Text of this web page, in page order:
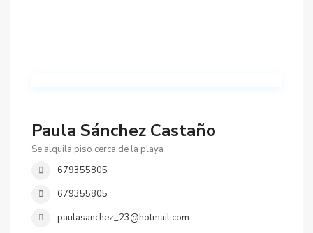
Paula Sánchez Castaño
Se alquila piso cerca de la playa
679355805
679355805
paulasanchez_23@hotmail.com